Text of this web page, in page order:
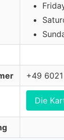
+49
Die